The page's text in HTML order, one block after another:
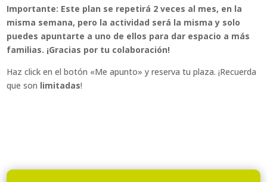
Importante: Este plan se repetirá 2 veces al mes, en la
misma semana, pero la actividad será la misma y solo
puedes apuntarte a uno de ellos para dar espacio a más
familias. ¡Gracias por tu colaboración!
Haz click en el botón «Me apunto» y reserva tu plaza. ¡Recuerda
que son limitadas!